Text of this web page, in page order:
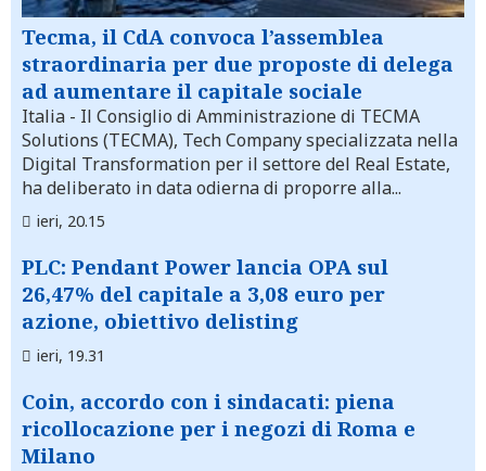
Tecma, il CdA convoca l’assemblea
straordinaria per due proposte di delega
ad aumentare il capitale sociale
Italia - Il Consiglio di Amministrazione di TECMA
Solutions (TECMA), Tech Company specializzata nella
Digital Transformation per il settore del Real Estate,
ha deliberato in data odierna di proporre alla...
ieri, 20.15
PLC: Pendant Power lancia OPA sul
26,47% del capitale a 3,08 euro per
azione, obiettivo delisting
ieri, 19.31
Coin, accordo con i sindacati: piena
ricollocazione per i negozi di Roma e
Milano